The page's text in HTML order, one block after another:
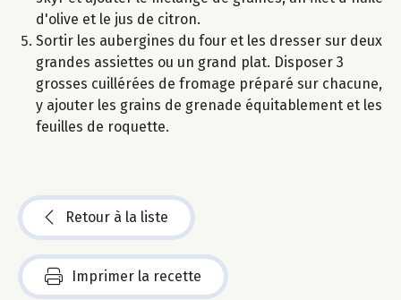
d'olive et le jus de citron.
Sortir les aubergines du four et les dresser sur deux
grandes assiettes ou un grand plat. Disposer 3
grosses cuillérées de fromage préparé sur chacune,
y ajouter les grains de grenade équitablement et les
feuilles de roquette.
Retour à la liste
Imprimer la recette